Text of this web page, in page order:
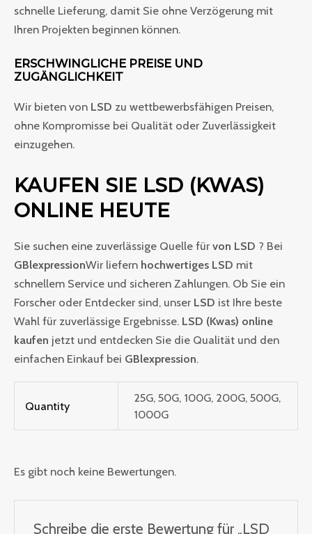
schnelle Lieferung, damit Sie ohne Verzögerung mit
Ihren Projekten beginnen können.
ERSCHWINGLICHE PREISE UND
ZUGÄNGLICHKEIT
Wir bieten von LSD zu wettbewerbsfähigen Preisen,
ohne Kompromisse bei Qualität oder Zuverlässigkeit
einzugehen.
KAUFEN SIE LSD (KWAS)
ONLINE HEUTE
Sie suchen eine zuverlässige Quelle für von LSD ? Bei
GBlexpressionWir liefern hochwertiges LSD mit
schnellem Service und sicheren Zahlungen. Ob Sie ein
Forscher oder Entdecker sind, unser LSD ist Ihre beste
Wahl für zuverlässige Ergebnisse. LSD (Kwas) online
kaufen jetzt und entdecken Sie die Qualität und den
einfachen Einkauf bei GBlexpression.
Quantity
25G, 50G, 100G, 200G, 500G,
1000G
Es gibt noch keine Bewertungen.
Schreibe die erste Bewertung für „LSD